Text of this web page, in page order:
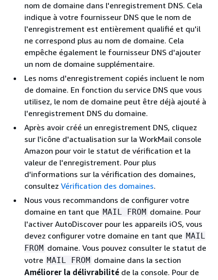
nom de domaine dans l'enregistrement DNS. Cela
indique à votre fournisseur DNS que le nom de
l'enregistrement est entièrement qualifié et qu'il
ne correspond plus au nom de domaine. Cela
empêche également le fournisseur DNS d'ajouter
un nom de domaine supplémentaire.
Les noms d'enregistrement copiés incluent le nom
de domaine. En fonction du service DNS que vous
utilisez, le nom de domaine peut être déjà ajouté à
l'enregistrement DNS du domaine.
Après avoir créé un enregistrement DNS, cliquez
sur l'icône d'actualisation sur la WorkMail console
Amazon pour voir le statut de vérification et la
valeur de l'enregistrement. Pour plus
d'informations sur la vérification des domaines,
consultez Vérification des domaines.
Nous vous recommandons de configurer votre
domaine en tant que MAIL FROM domaine. Pour
l'activer AutoDiscover pour les appareils iOS, vous
devez configurer votre domaine en tant que MAIL
FROM domaine. Vous pouvez consulter le statut de
votre MAIL FROM domaine dans la section
Améliorer la délivrabilité de la console. Pour de